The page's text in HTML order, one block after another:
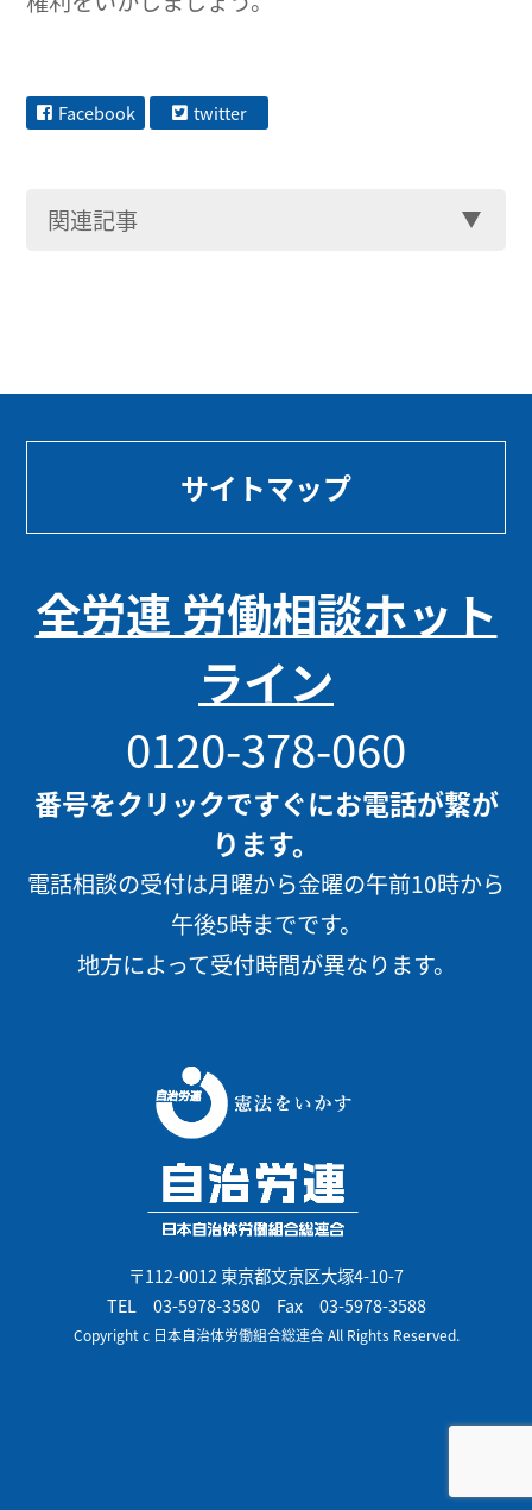
Facebook twitter
関連記事
サイトマップ
全労連 労働相談ホット
ライン
0120-378-060
番号をクリックですぐにお電話が繋が
ります。
電話相談の受付は月曜から金曜の午前10時から
午後5時までです。
地方によって受付時間が異なります。
〒112-0012 東京都文京区大塚4-10-7
TEL 03-5978-3580Fax 03-5978-3588
Copyright c 日本自治体労働組合総連合 All Rights Reserved.